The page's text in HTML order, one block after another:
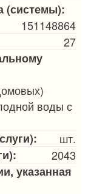
(системы):
151148864
27
воды с
шт.
2043
указанная